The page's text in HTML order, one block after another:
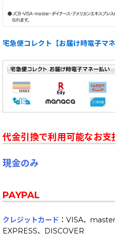
宅急便コレクト【お届け時電子マネ
代金引換で利用可能なお
現金のみ
PAYPAL
クレジットカード ：VISA、
EXPRESS、DISCOVER